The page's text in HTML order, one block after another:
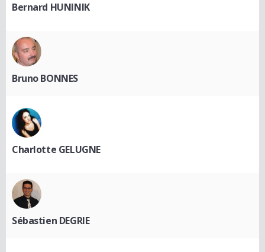
Bernard HUNINIK
Bruno BONNES
Charlotte GELUGNE
Sébastien DEGRIE